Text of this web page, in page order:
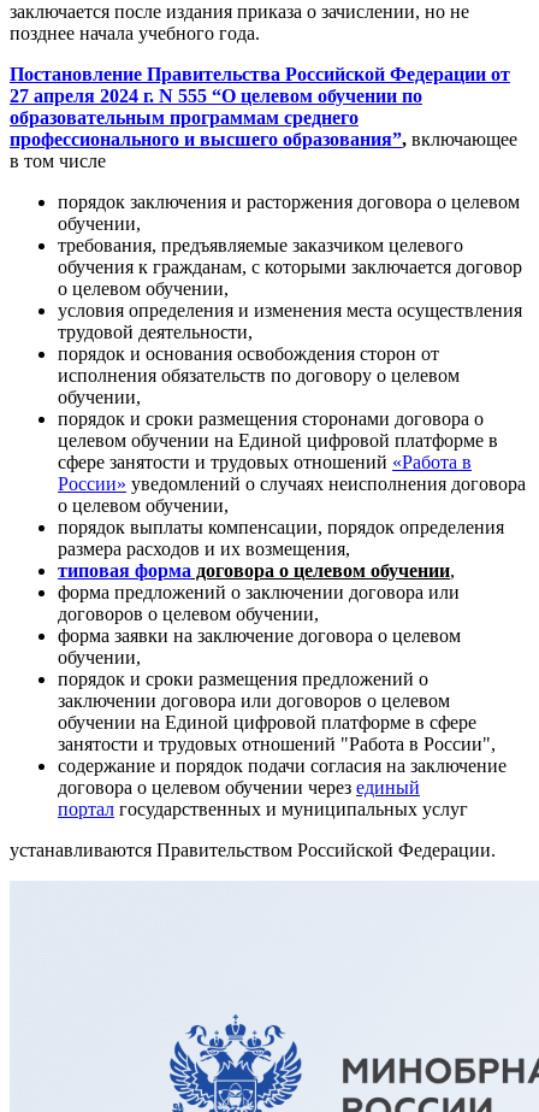
заключается после издания приказа о зачислении, но не
позднее начала учебного года.
Постановление Правительства Российской Федерации от
27 апреля 2024 г. N 555 “О целевом обучении по
образовательным программам среднего
профессионального и высшего образования”, включающее
в том числе
порядок заключения и расторжения договора о целевом
обучении,
требования, предъявляемые заказчиком целевого
обучения к гражданам, с которыми заключается договор
о целевом обучении,
условия определения и изменения места осуществления
трудовой деятельности,
порядок и основания освобождения сторон от
исполнения обязательств по договору о целевом
обучении,
порядок и сроки размещения сторонами договора о
целевом обучении на Единой цифровой платформе в
сфере занятости и трудовых отношений «Работа в
России» уведомлений о случаях неисполнения договора
о целевом обучении,
порядок выплаты компенсации, порядок определения
размера расходов и их возмещения,
типовая форма договора о целевом обучении,
форма предложений о заключении договора или
договоров о целевом обучении,
форма заявки на заключение договора о целевом
обучении,
порядок и сроки размещения предложений о
заключении договора или договоров о целевом
обучении на Единой цифровой платформе в сфере
занятости и трудовых отношений "Работа в России",
содержание и порядок подачи согласия на заключение
договора о целевом обучении через единый
портал государственных и муниципальных услуг
устанавливаются Правительством Российской Федерации.